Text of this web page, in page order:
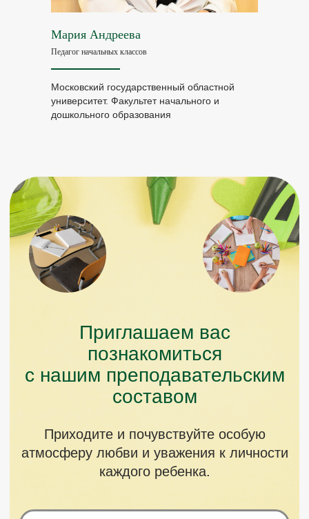
Мария Андреева
Педагог начальных классов
Московский государственный областной
университет. Факультет начального и
дошкольного образования